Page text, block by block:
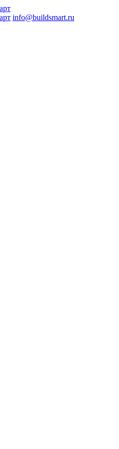
info@buildsmart.ru